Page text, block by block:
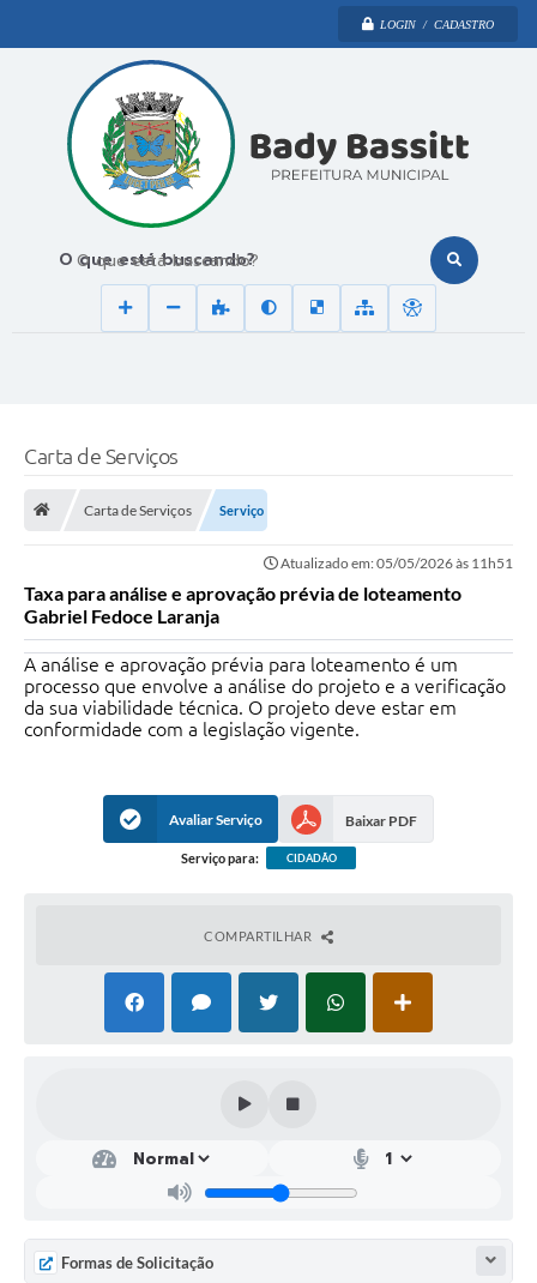
LOGIN / CADASTRO
O que está buscando?
Carta de Serviços
Carta de Serviços Serviço
Atualizado em: 05/05/2026 às 11h51
Taxa para análise e aprovação prévia de loteamento
Gabriel Fedoce Laranja
A análise e aprovação prévia para loteamento é um
processo que envolve a análise do projeto e a verificação
da sua viabilidade técnica. O projeto deve estar em
conformidade com a legislação vigente.
Avaliar Serviço Baixar PDF
Serviço para: CIDADÃO
COMPARTILHAR
Formas de Solicitação